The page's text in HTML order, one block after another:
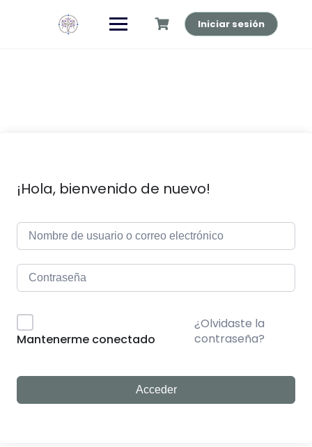
Iniciar sesión
¡Hola, bienvenido de nuevo!
Mantenerme conectado
¿Olvidaste la
contraseña?
Acceder